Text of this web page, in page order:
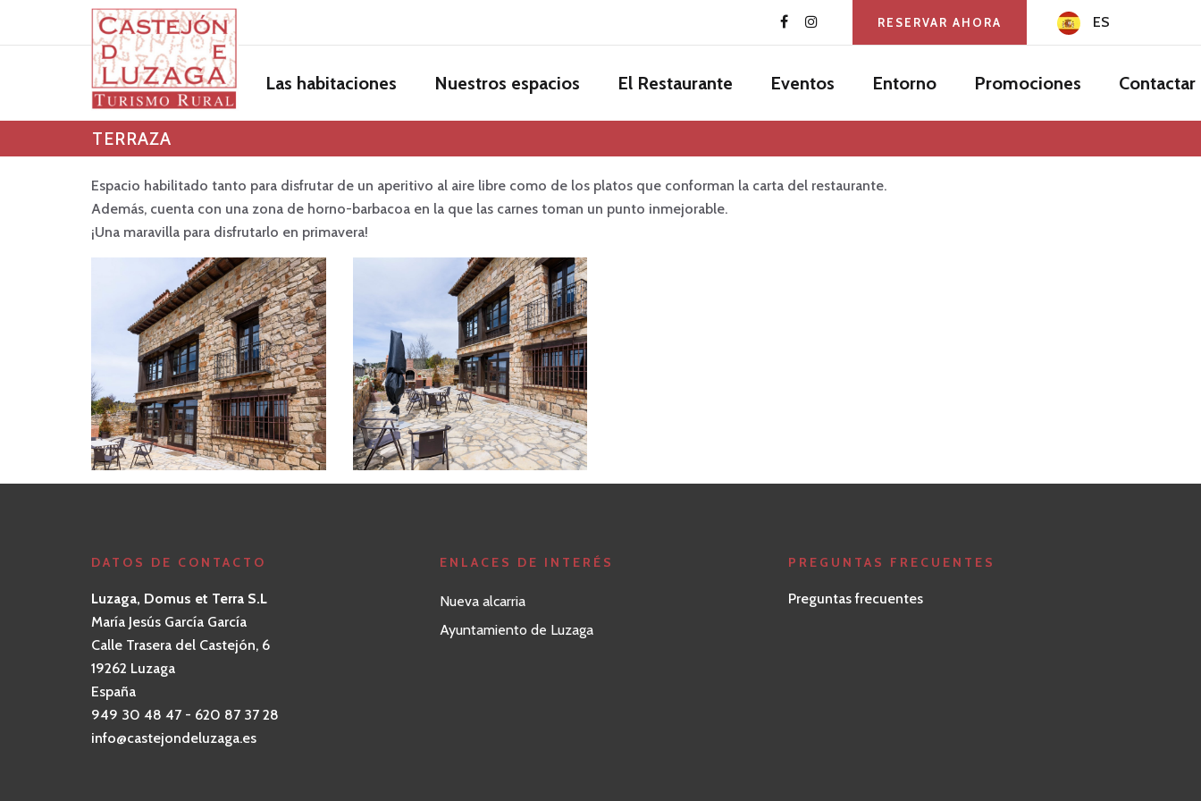
RESERVAR AHORA ES
Las habitaciones Nuestros espacios El Restaurante Eventos Entorno Promociones Contactar
TERRAZA
Espacio habilitado tanto para disfrutar de un aperitivo al aire libre como de los platos que conforman la carta del restaurante.
Además, cuenta con una zona de horno-barbacoa en la que las carnes toman un punto inmejorable.
¡Una maravilla para disfrutarlo en primavera!
DATOS DE CONTACTO
Luzaga, Domus et Terra S.L
María Jesús García García
Calle Trasera del Castejón, 6
19262 Luzaga
España
949 30 48 47 - 620 87 37 28
info@castejondeluzaga.es
ENLACES DE INTERÉS
Nueva alcarria
Ayuntamiento de Luzaga
PREGUNTAS FRECUENTES
Preguntas frecuentes